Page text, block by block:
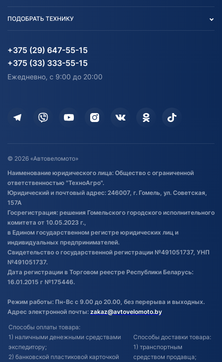
Блог
Карта сайта
Согласие на обработку
Информация до получения
согласия на обработку
персональных данных
Дополнительные услуги
Оставить отзыв
Договор публичной оферты
Обработка файлов cookie
Постановка транспорта на учет
Обновления в ЭПТС 2024
Агротехника
Водный транспорт
Электротранспорт
Активный отдых и спорт
ПОДОБРАТЬ ТЕХНИКУ
Агротехника
Электротранспорт
Лодочные моторные
+375 (29) 647-55-15
+375 (33) 333-55-15
Ежедневно, с 9:00 до 20:00
© 2026 «Автовеломото»
Наименование юридического лица: Общество с ограниченной
ответственностью "ТехноАгро".
Юридический и почтовый адрес: 246007, г. Гомель, ул. Советская,
157А
Госрегистрация: решения Гомельского городского исполнительного
комитета от 10.05.2023 г.,
в Едином государственном регистре юридических лиц и
индивидуальных предпринимателей.
Свидетельство о государственной регистрации №491051737, УНП
№491051737.
Дата регистрации в Торговом реестре Республики Беларусь:
16.01.2015 г №175446.
Режим работы: Пн-Вс с 9.00 до 20.00, без перерыва и выходных.
Адрес электронной почты: zakaz@avtovelomoto.by
Способы оплаты товара:
1) наличными денежными средствами
экспедитору;
2) банковской пластиковой карточкой
Способы доставки товара:
1) транспортным
средством продавца;